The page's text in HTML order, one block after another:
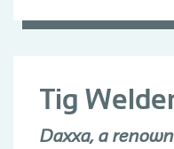
Tig
Daxxa, a